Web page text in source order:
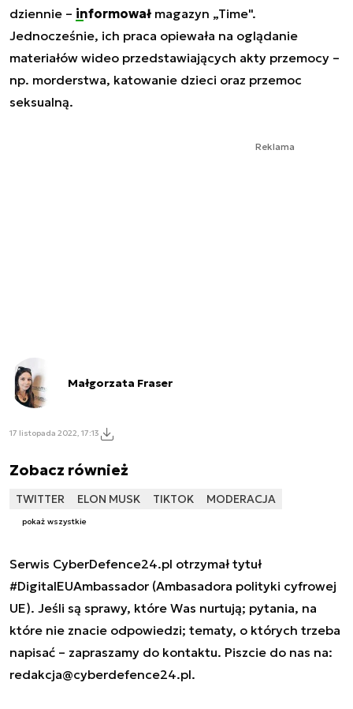
dziennie – informował magazyn „Time".
Jednocześnie, ich praca opiewała na oglądanie
materiałów wideo przedstawiających akty przemocy –
np. morderstwa, katowanie dzieci oraz przemoc
seksualną.
Reklama
Małgorzata Fraser
17 listopada 2022, 17:13
Zobacz również
TWITTER ELON MUSK TIKTOK MODERACJA
pokaż wszystkie
Serwis CyberDefence24.pl otrzymał tytuł
#DigitalEUAmbassador (Ambasadora polityki cyfrowej
UE). Jeśli są sprawy, które Was nurtują; pytania, na
które nie znacie odpowiedzi; tematy, o których trzeba
napisać – zapraszamy do kontaktu. Piszcie do nas na:
redakcja@cyberdefence24.pl.